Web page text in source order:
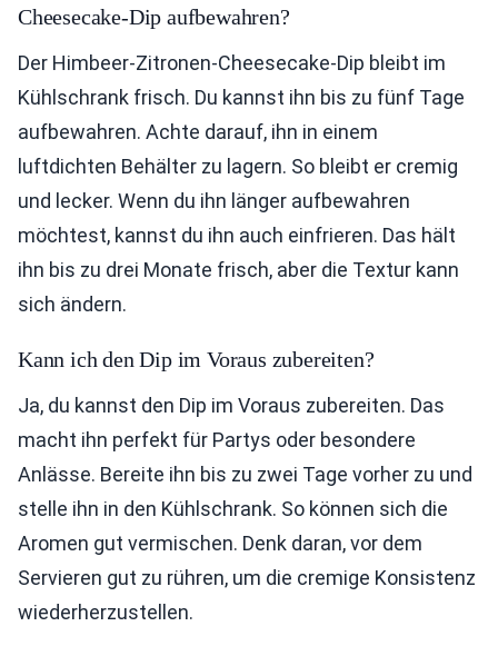
Cheesecake-Dip aufbewahren?
Der Himbeer-Zitronen-Cheesecake-Dip bleibt im
Kühlschrank frisch. Du kannst ihn bis zu fünf Tage
aufbewahren. Achte darauf, ihn in einem
luftdichten Behälter zu lagern. So bleibt er cremig
und lecker. Wenn du ihn länger aufbewahren
möchtest, kannst du ihn auch einfrieren. Das hält
ihn bis zu drei Monate frisch, aber die Textur kann
sich ändern.
Kann ich den Dip im Voraus zubereiten?
Ja, du kannst den Dip im Voraus zubereiten. Das
macht ihn perfekt für Partys oder besondere
Anlässe. Bereite ihn bis zu zwei Tage vorher zu und
stelle ihn in den Kühlschrank. So können sich die
Aromen gut vermischen. Denk daran, vor dem
Servieren gut zu rühren, um die cremige Konsistenz
wiederherzustellen.